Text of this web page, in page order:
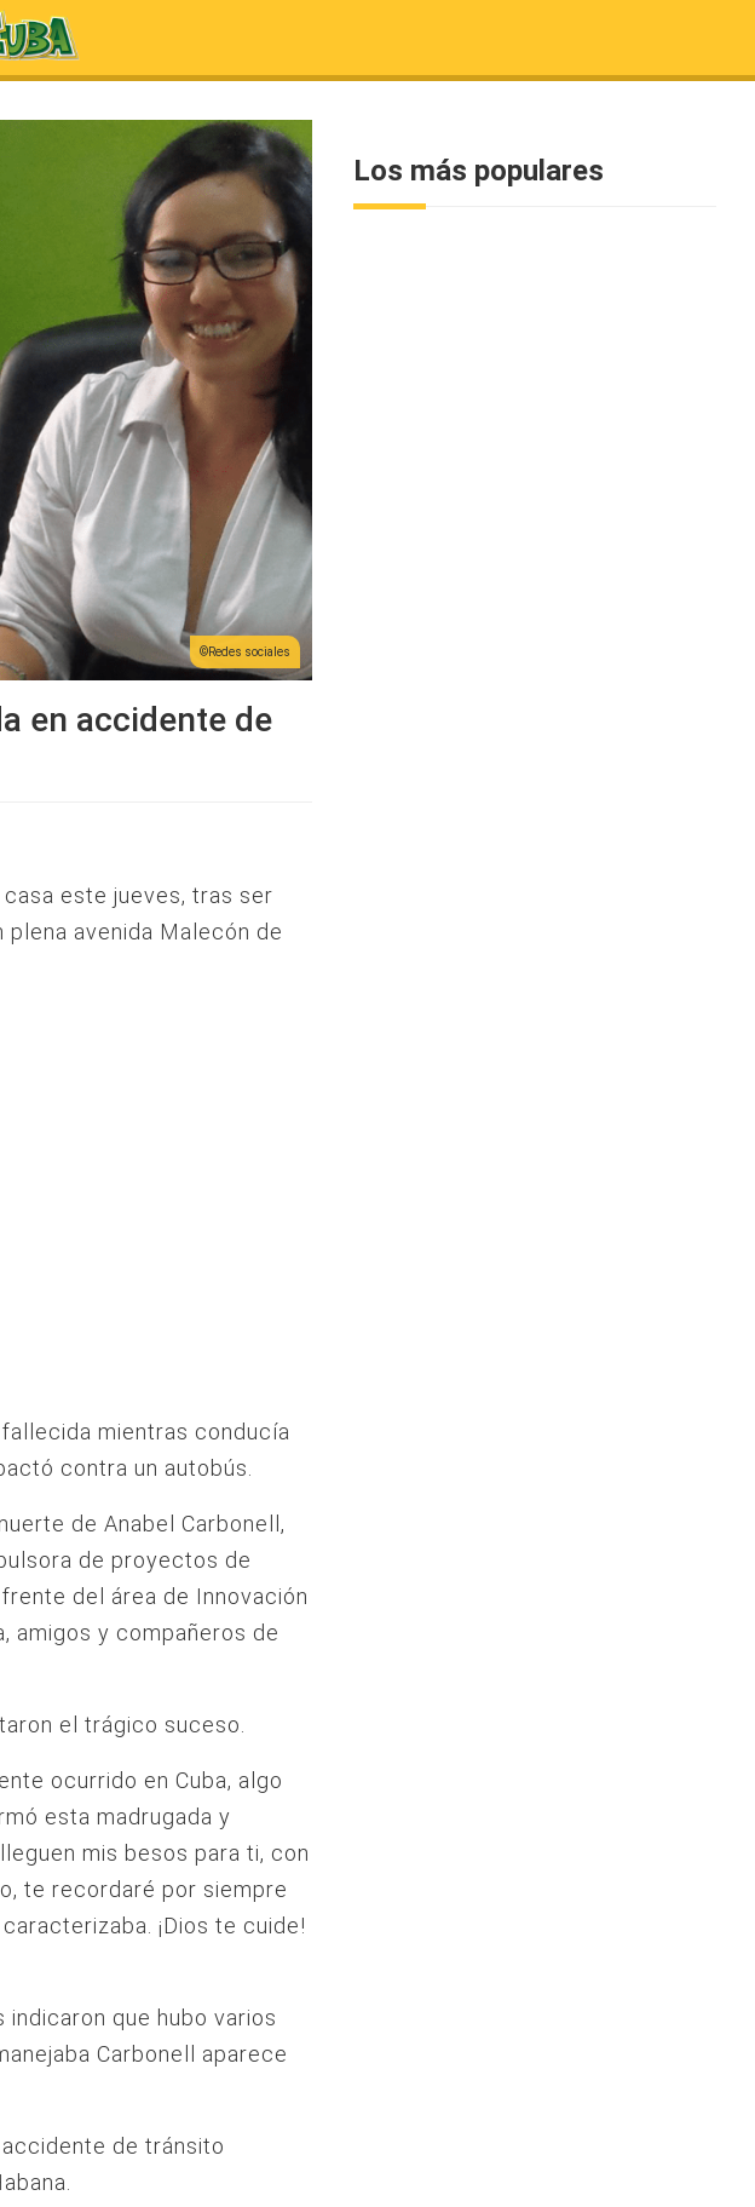
Redes sociales
en accidente de
este jueves, tras ser
avenida Malecón de
mientras conducía
contra un autobús.
de Anabel Carbonell,
de proyectos de
del área de Innovación
amigos y compañeros de
el trágico suceso.
ocurrido en Cuba, algo
esta madrugada y
mis besos para ti, con
te recordaré por siempre
¡Dios te cuide!
que hubo varios
Carbonell aparece
de tránsito
Los más populares